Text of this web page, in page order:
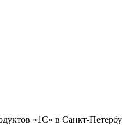
«1С» в Санкт-